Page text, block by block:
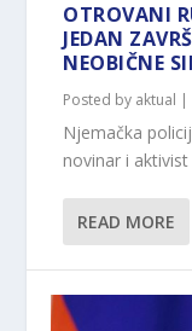
OTROVANI
JEDAN
NEOBIČNE
Posted by aktual |
Njemačka
novinar i
READ MORE